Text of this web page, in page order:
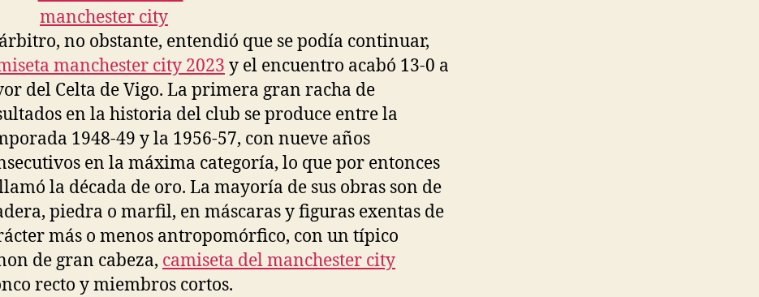
no obstante, entendió que se podía continuar,
manchester city 2023 y el encuentro acabó 13-0 a
del Celta de Vigo. La primera gran racha de
en la historia del club se produce entre la
1948-49 y la 1956-57, con nueve años
en la máxima categoría, lo que por entonces
la década de oro. La mayoría de sus obras son de
piedra o marfil, en máscaras y figuras exentas de
más o menos antropomórfico, con un típico
de gran cabeza, camiseta del manchester city
recto y miembros cortos.